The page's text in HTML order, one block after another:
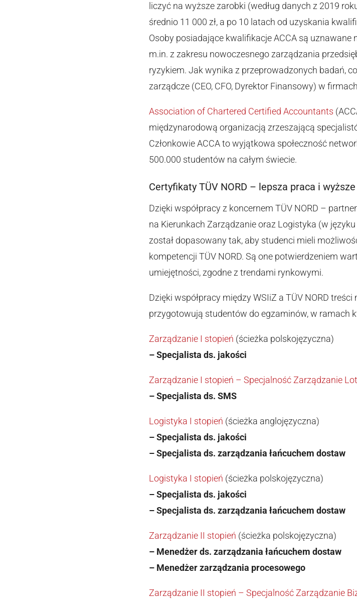
liczyć na wyższe zarobki (według danych z 2019
średnio 11 000 zł, a po 10 latach od uzyskania
Osoby posiadające kwalifikacje ACCA są
m.in. z zakresu nowoczesnego zarządzania
ryzykiem. Jak wynika z przeprowadzonych badań,
zarządcze (CEO, CFO, Dyrektor Finansowy) w
Association of Chartered Certified Accountants
międzynarodową organizacją zrzeszającą
Członkowie ACCA to wyjątkowa społeczność
500.000 studentów na całym świecie.
Certyfikaty TÜV NORD – lepsza praca i
Dzięki współpracy z koncernem TÜV NORD –
na Kierunkach Zarządzanie oraz Logistyka (w
został dopasowany tak, aby studenci mieli
kompetencji TÜV NORD. Są one potwierdzeniem
umiejętności, zgodne z trendami rynkowymi.
Dzięki współpracy między WSIiZ a TÜV NORD
przygotowują studentów do egzaminów, w ramach
Zarządzanie I stopień (ścieżka polskojęzyczna)
– Specjalista ds. jakości
Zarządzanie I stopień – Specjalność Zarządzanie
– Specjalista ds. SMS
Logistyka I stopień (ścieżka anglojęzyczna)
– Specjalista ds. jakości
– Specjalista ds. zarządzania łańcuchem
Logistyka I stopień (ścieżka polskojęzyczna)
– Specjalista ds. jakości
– Specjalista ds. zarządzania łańcuchem
Zarządzanie II stopień (ścieżka polskojęzyczna)
– Menedżer ds. zarządzania łańcuchem dostaw
– Menedżer zarządzania procesowego
Zarządzanie II stopień – Specjalność Zarządzanie